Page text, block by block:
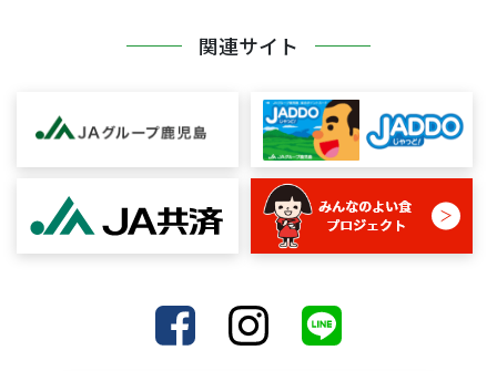
関連サイト